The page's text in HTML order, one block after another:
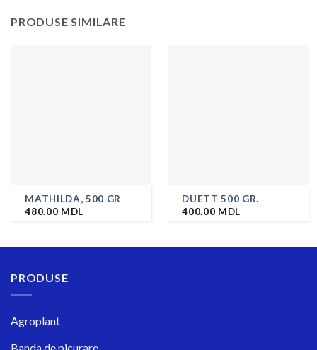
PRODUSE SIMILARE
MATHILDA, 500 GR
480.00 MDL
DUETT 500 GR.
400.00 MDL
PRODUSE
Agroplant